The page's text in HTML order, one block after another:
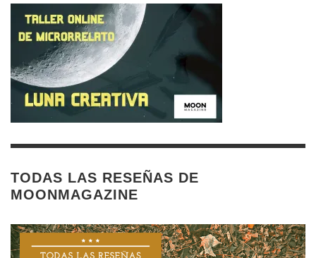
TODAS LAS RESEÑAS DE
MOONMAGAZINE